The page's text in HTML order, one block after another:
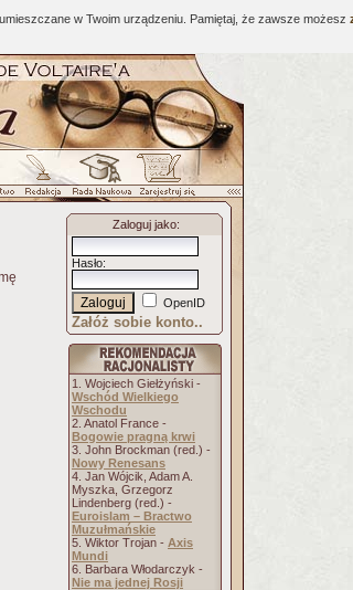
w Twoim urządzeniu. Pamiętaj, że zawsze możesz
Zaloguj jako:
Hasło:
OpenID
Załóż sobie konto..
1. Wojciech Giełżyński -
Wschód Wielkiego
Wschodu
2. Anatol France -
Bogowie pragną krwi
3. John Brockman (red.) -
Nowy Renesans
4. Jan Wójcik, Adam A.
Myszka, Grzegorz
Lindenberg (red.) -
Euroislam – Bractwo
Muzułmańskie
5. Wiktor Trojan - Axis
Mundi
6. Barbara Włodarczyk -
Nie ma jednej Rosji